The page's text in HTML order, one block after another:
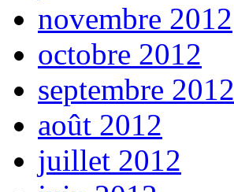
novembre 2012
octobre 2012
septembre 2012
août 2012
juillet 2012